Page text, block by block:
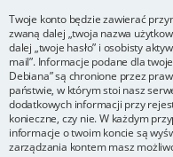
Twoje konto będzie zawierać
zwaną dalej „twoja nazwa
dalej „twoje hasło” i osobisty
mail”. Informacje podane dla
Debiana” są chronione przez
państwie, w którym stoi nasz
dodatkowych informacji przy
konieczne, czy nie. W każdym
informacje o twoim koncie są
zarządzania kontem masz